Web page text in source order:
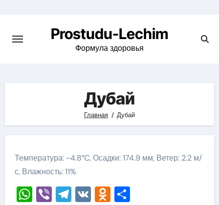
содержимому
Prostudu-Lechim
Формула здоровья
Дубай
Главная Дубай
Температура: -4.8°C, Осадки: 174.9 мм, Ветер: 2.2 м/
с, Влажность: 11%
WhatsApp
ViberTelegram
VKOdnoklassniki
Отправить